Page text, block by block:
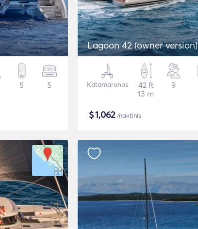
5 5
Lagoon 42 (owner version)
Katamaranas
42 ft
13 m
9
$1,062/naktinis